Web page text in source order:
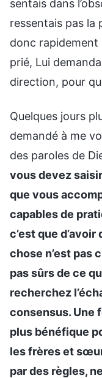
sentais dans
ressentais pas la
donc rapidement
prié, Lui
direction, pour
Quelques jours
demandé à me
des paroles de
vous devez
que vous
capables de
c’est que
chose n’est pas
pas sûrs de ce
recherchez
consensus. Une
plus bénéfique
les frères et
par des règles,